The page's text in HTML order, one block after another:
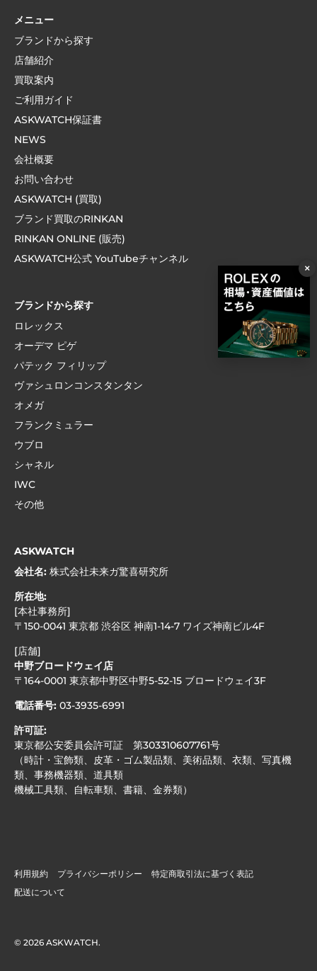
×
メニュー
ブランドから探す
店舗紹介
買取案内
ご利用ガイド
ASKWATCH保証書
NEWS
会社概要
お問い合わせ
ASKWATCH (買取)
ブランド買取のRINKAN
RINKAN ONLINE (販売)
ASKWATCH公式 YouTubeチャンネル
ブランドから探す
ロレックス
オーデマ ピゲ
パテック フィリップ
ヴァシュロンコンスタンタン
オメガ
フランクミュラー
ウブロ
シャネル
IWC
その他
ASKWATCH
会社名: 株式会社未来ガ驚喜研究所
所在地:
[本社事務所]
〒150-0041 東京都 渋谷区 神南1-14-7 ワイズ神南ビル4F
[店舗]
中野ブロードウェイ店
〒164-0001 東京都中野区中野5-52-15 ブロードウェイ3F
電話番号: 03-3935-6991
許可証:
東京都公安委員会許可証 第303310607761号
（時計・宝飾類、皮革・ゴム製品類、美術品類、衣類、写真機
類、事務機器類、道具類
機械工具類、自転車類、書籍、金券類）
利用規約 プライバシーポリシー
特定商取引法に基づく表記
配送について
© 2026 ASKWATCH.